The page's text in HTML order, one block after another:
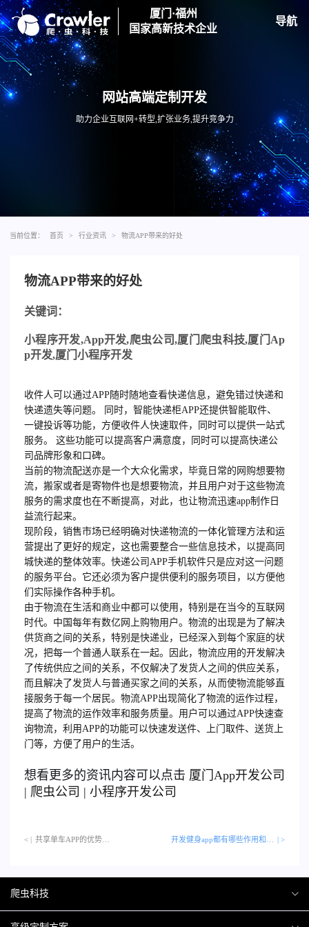
厦门·福州
国家高新技术企业
导航
网站高端定制开发
助力企业互联网+转型,扩张业务,提升竞争力
当前位置： 首页 > 行业资讯 > 物流APP带来的好处
物流APP带来的好处
关键词：
小程序开发,App开发,爬虫公司,厦门爬虫科技,厦门 Ap
p开发,厦门小程序开发
收件人可以通过APP随时随地查看快递信息，避免错过快递和
快递遗失等问题。 同时，智能快递柜APP还提供智能取件、
一键投诉等功能，方便收件人快速取件，同时可以提供一站式
服务。 这些功能可以提高客户满意度，同时可以提高快递公
司品牌形象和口碑。
当前的物流配送亦是一个大众化需求，毕竟日常的网购想要物
流，搬家或者是寄物件也是想要物流，并且用户对于这些物流
服务的需求度也在不断提高，对此，也让物流迅速app制作日
益流行起来。
现阶段，销售市场已经明确对快递物流的一体化管理方法和运
营提出了更好的规定，这也需要整合一些信息技术，以提高同
城快递的整体效率。快递公司APP手机软件只是应对这一问题
的服务平台。它还必须为客户提供便利的服务项目，以方便他
们实际操作各种手机。
由于物流在生活和商业中都可以使用，特别是在当今的互联网
时代。中国每年有数亿网上购物用户。 物流的出现是为了解决
供货商之间的关系，特别是快递业，已经深入到每个家庭的状
况，把每一个普通人联系在一起。因此，物流应用的开发解决
了传统供应之间的关系，不仅解决了发货人之间的供应关系，
而且解决了发货人与普通买家之间的关系，从而使物流能够直
接服务于每一个居民。物流APP出现简化了物流的运作过程，
提高了物流的运作效率和服务质量。用户可以通过APP快速查
询物流，利用APP的功能可以快速发送件、上门取件、送货上
门等，方便了用户的生活。
想看更多的资讯内容可以点击 厦门 App开发公司
| 爬虫公司 | 小程序开发公司
< | 共享单车APP的优势… | >
爬虫科技